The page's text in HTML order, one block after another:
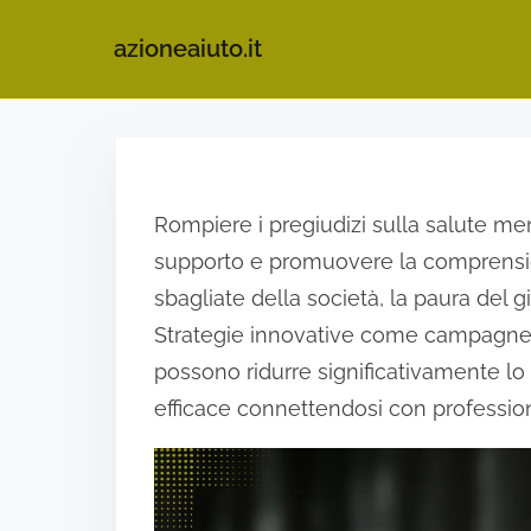
azioneaiuto.it
Rompiere i pregiudizi sulla salute
supporto e promuovere la
sbagliate della società, la paura del
Strategie innovative come
possono ridurre significativamente
efficace connettendosi con